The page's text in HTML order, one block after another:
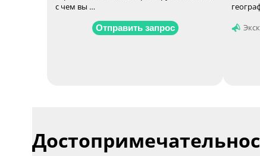
с чем вы …
Отправить запрос